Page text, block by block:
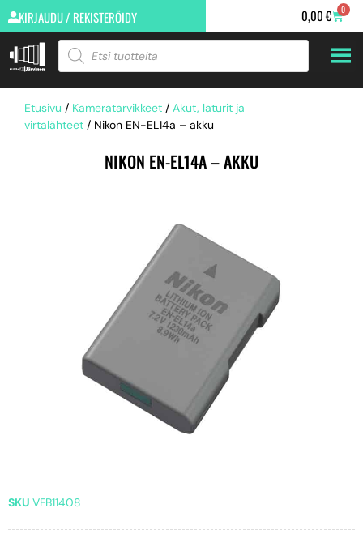
KIRJAUDU / REKISTERÖIDY 0,00€ 0
Etusivu / Kameratarvikkeet / Akut, laturit ja
virtalähteet / Nikon EN-EL14a – akku
NIKON EN-EL14A – AKKU
SKU VFB11408